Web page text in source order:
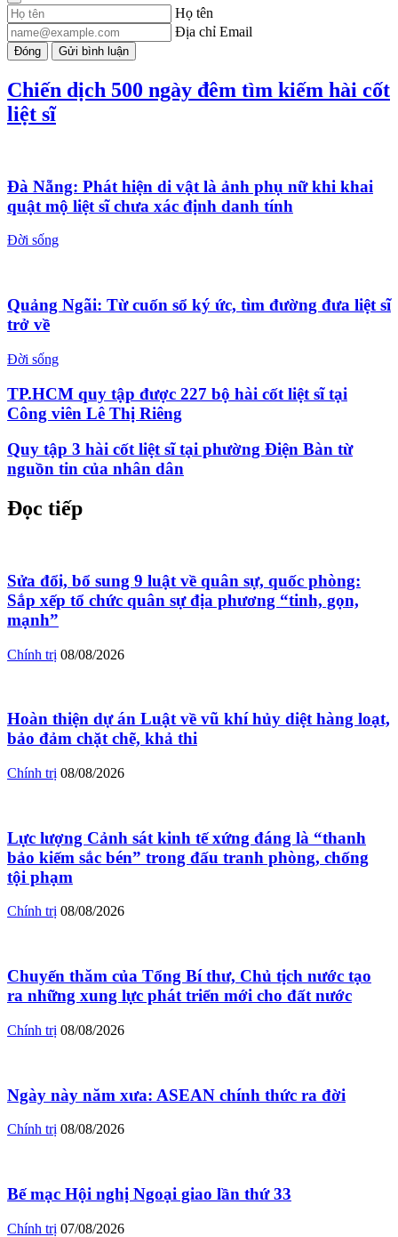
Họ tên
Địa chỉ Email
Đóng Gửi bình luận
Chiến dịch 500 ngày đêm tìm kiếm hài cốt
liệt sĩ
Đà Nẵng: Phát hiện di vật là ảnh phụ nữ khi khai
quật mộ liệt sĩ chưa xác định danh tính
Đời sống
Quảng Ngãi: Từ cuốn sổ ký ức, tìm đường đưa liệt sĩ
trở về
Đời sống
TP.HCM quy tập được 227 bộ hài cốt liệt sĩ tại
Công viên Lê Thị Riêng
Quy tập 3 hài cốt liệt sĩ tại phường Điện Bàn từ
nguồn tin của nhân dân
Đọc tiếp
Sửa đổi, bổ sung 9 luật về quân sự, quốc phòng:
Sắp xếp tổ chức quân sự địa phương “tinh, gọn,
mạnh”
Chính trị 08/08/2026
Hoàn thiện dự án Luật về vũ khí hủy diệt hàng loạt,
bảo đảm chặt chẽ, khả thi
Chính trị 08/08/2026
Lực lượng Cảnh sát kinh tế xứng đáng là “thanh
bảo kiếm sắc bén” trong đấu tranh phòng, chống
tội phạm
Chính trị 08/08/2026
Chuyến thăm của Tổng Bí thư, Chủ tịch nước tạo
ra những xung lực phát triển mới cho đất nước
Chính trị 08/08/2026
Ngày này năm xưa: ASEAN chính thức ra đời
Chính trị 08/08/2026
Bế mạc Hội nghị Ngoại giao lần thứ 33
Chính trị 07/08/2026